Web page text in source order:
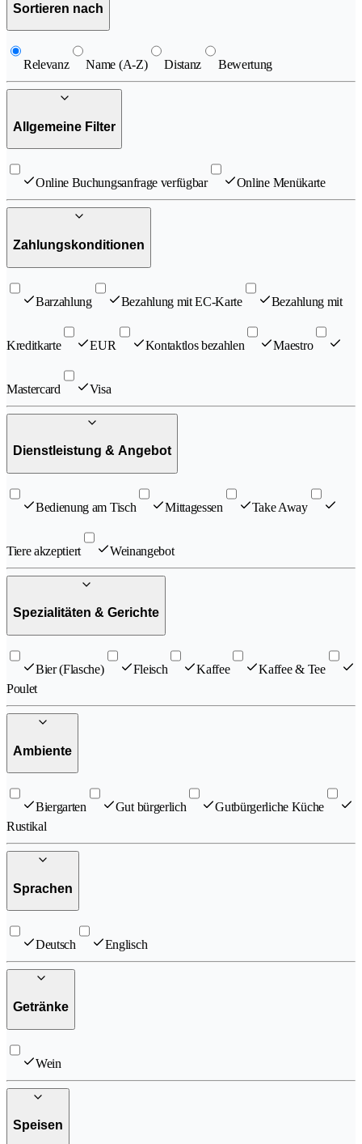
Sortieren nach
Relevanz Name (A-Z) Distanz Bewertung
Allgemeine Filter
Online Buchungsanfrage verfügbar Online Menükarte
Zahlungskonditionen
Barzahlung Bezahlung mit EC-Karte Bezahlung mit
Kreditkarte EUR Kontaktlos bezahlen Maestro
Mastercard Visa
Dienstleistung & Angebot
Bedienung am Tisch Mittagessen Take Away
Tiere akzeptiert Weinangebot
Spezialitäten & Gerichte
Bier (Flasche) Fleisch Kaffee
Kaffee & Tee
Poulet
Ambiente
Biergarten Gut bürgerlich
Gutbürgerliche Küche
Rustikal
Sprachen
Deutsch Englisch
Getränke
Wein
Speisen